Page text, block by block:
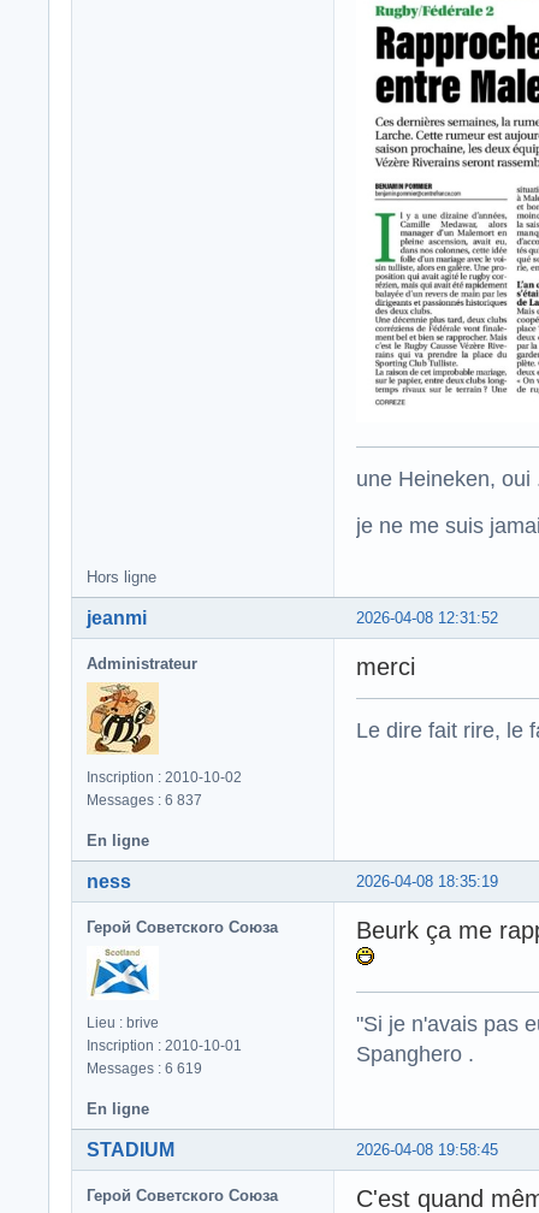
une Heineken,
je ne me suis
Hors ligne
2026-04-08 12:31:52
jeanmi
Administrateur
Inscription : 2010-10-02
Messages : 6 837
merci
Le dire fait rire, le
En ligne
2026-04-08 18:35:19
ness
Герой Советского Союза
Lieu : brive
Inscription : 2010-10-01
Messages : 6 619
Beurk ça me
"Si je n'avais pas
Spanghero .
En ligne
2026-04-08 19:58:45
STADIUM
Герой Советского Союза
C'est quand